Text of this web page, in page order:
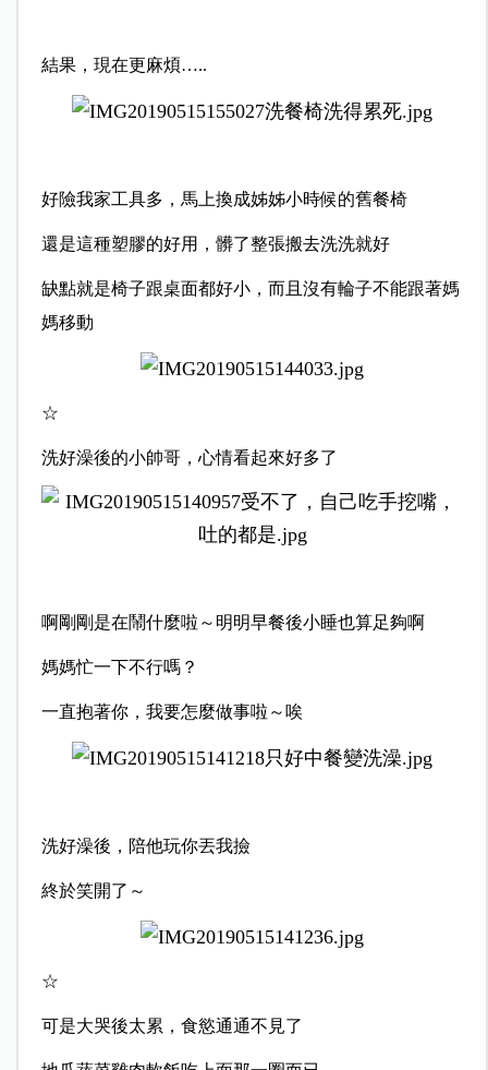
結果，現在更麻煩…..
好險我家工具多，馬上換成姊姊小時候的舊餐椅
還是這種塑膠的好用，髒了整張搬去洗洗就好
缺點就是椅子跟桌面都好小，而且沒有輪子不能跟著媽
媽移動
☆
洗好澡後的小帥哥，心情看起來好多了
啊剛剛是在鬧什麼啦～明明早餐後小睡也算足夠啊
媽媽忙一下不行嗎？
一直抱著你，我要怎麼做事啦～唉
洗好澡後，陪他玩你丟我撿
終於笑開了～
☆
可是大哭後太累，食慾通通不見了